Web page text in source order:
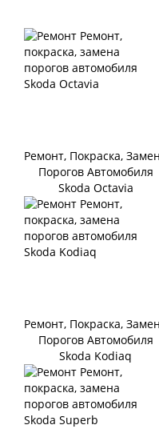
Ремонт, Покраска,
Порогов Автомобиля
Skoda Octavia
Ремонт, Покраска,
Порогов Автомобиля
Skoda Kodiaq